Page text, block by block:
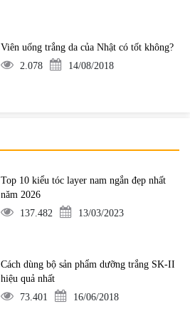
Viên uống trắng da của Nhật có tốt không?
2.078
14/08/2018
Top 10 kiểu tóc layer nam ngắn đẹp nhất
năm 2026
137.482
13/03/2023
Cách dùng bộ sản phẩm dưỡng trắng SK-II
hiệu quả nhất
73.401
16/06/2018